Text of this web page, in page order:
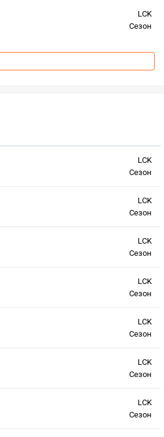
LCK
Сезон
LCK
Сезон
LCK
Сезон
LCK
Сезон
LCK
Сезон
LCK
Сезон
LCK
Сезон
LCK
Сезон